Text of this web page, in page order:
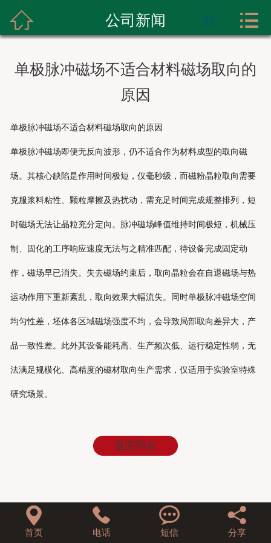
产品展示
成功案例
联系我们
 公司新闻 
单极脉冲磁场不适合材料磁场取向的
原因
单极脉冲磁场不适合材料磁场取向的原因
单极脉冲磁场即便无反向波形，仍不适合作为材料成型的取向磁
场。其核心缺陷是作用时间极短，仅毫秒级，而磁粉晶粒取向需要
克服浆料粘性、颗粒摩擦及热扰动，需充足时间完成规整排列，短
时磁场无法让晶粒充分定向。脉冲磁场峰值维持时间极短，机械压
制、固化的工序响应速度无法与之精准匹配，待设备完成固定动
作，磁场早已消失。失去磁场约束后，取向晶粒会在自退磁场与热
运动作用下重新紊乱，取向效果大幅流失。同时单极脉冲磁场空间
均匀性差，坯体各区域磁场强度不均，会导致局部取向差异大，产
品一致性差。此外其设备能耗高、生产频次低、运行稳定性弱，无
法满足规模化、高精度的磁材取向生产需求，仅适用于实验室特殊
研究场景。
返回列表

首页

电话

短信

分享